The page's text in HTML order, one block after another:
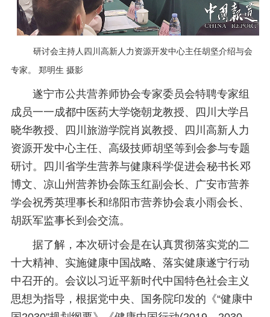
研讨会主持人四川高新人力资源开发中心主任胡坚介绍与会
专家。 郑明生 摄影
遂宁市公共营养师协会专家委员会特聘专家组
成员一一成都中医药大学饶朝龙教授、四川大学吕
晓华教授、四川旅游学院肖岚教授、四川高新人力
资源开发中心主任、高级技师胡坚等到会参与专题
研讨。四川省学生营养与健康科学促进会秘书长邓
博文、凉山州营养协会陈玉红副会长、广安市营养
学会祝秀英理事长和绵阳市营养协会袁小雨会长、
胡跃军监事长到会交流。
据了解，本次研讨会是在认真贯彻落实党的二
十大精神、实施健康中国战略、落实健康遂宁行动
中召开的。会议以习近平新时代中国特色社会主义
思想为指导，根据党中央、国务院印发的《“健康中